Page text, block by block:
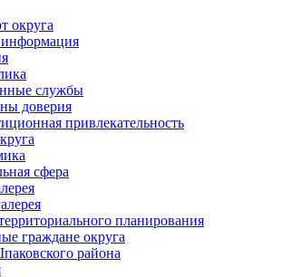
округа
службы
доверия
привлекательность
сфера
планирования
граждане округа
района